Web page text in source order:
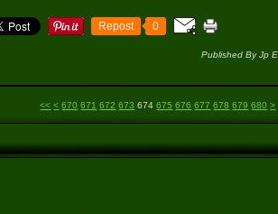
Repost 0
Published By Jp
<< < 600
610
620
630
640
650
660
670 671 672 673 674 675 676 677 678 679 680 >